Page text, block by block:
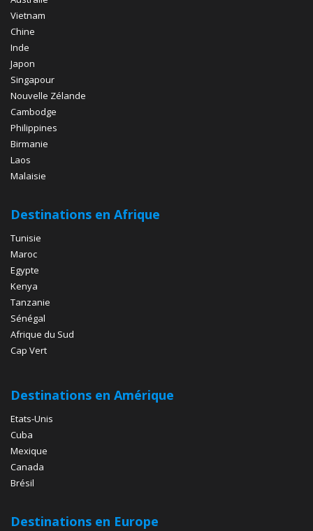
Vietnam
Chine
Inde
Japon
Singapour
Nouvelle Zélande
Cambodge
Philippines
Birmanie
Laos
Malaisie
Destinations en Afrique
Tunisie
Maroc
Egypte
Kenya
Tanzanie
Sénégal
Afrique du Sud
Cap Vert
Destinations en Amérique
Etats-Unis
Cuba
Mexique
Canada
Brésil
Destinations en Europe